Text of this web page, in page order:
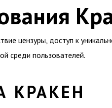
цензуры, доступ к
среди пользователей.
КРАКЕН